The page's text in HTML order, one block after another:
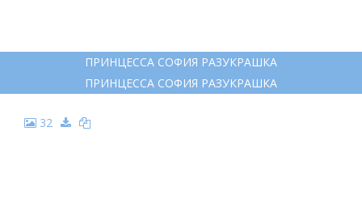
ПРИНЦЕССА СОФИЯ РАЗУКРАШКА
ПРИНЦЕССА СОФИЯ РАЗУКРАШКА
32